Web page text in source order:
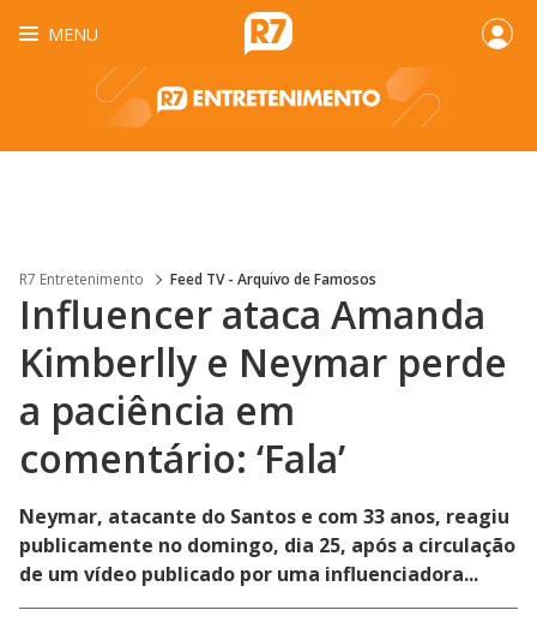
MENU
R7 Entretenimento Feed TV - Arquivo de Famosos
Influencer ataca Amanda
Kimberlly e Neymar perde
a paciência em
comentário: ‘Fala’
Neymar, atacante do Santos e com 33 anos, reagiu
publicamente no domingo, dia 25, após a circulação
de um vídeo publicado por uma influenciadora...